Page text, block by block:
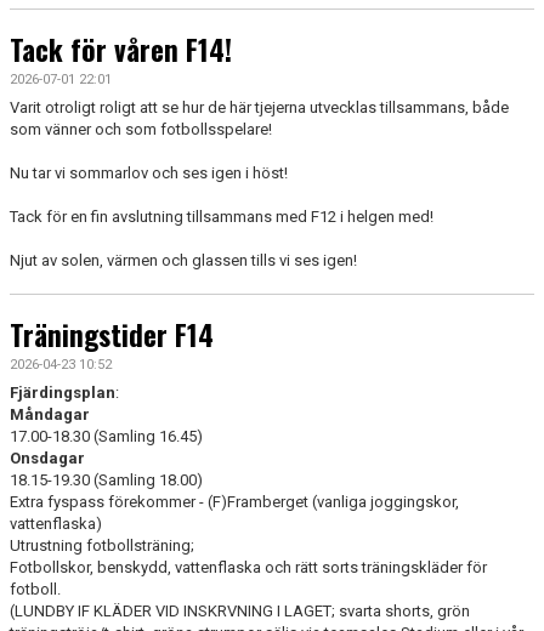
Tack för våren F14!
2026-07-01 22:01
Varit otroligt roligt att se hur de här tjejerna utvecklas tillsammans, både
som vänner och som fotbollsspelare!
Nu tar vi sommarlov och ses igen i höst!
Tack för en fin avslutning tillsammans med F12 i helgen med!
Njut av solen, värmen och glassen tills vi ses igen!
Träningstider F14
2026-04-23 10:52
Fjärdingsplan:
Måndagar
17.00-18.30 (Samling 16.45)
Onsdagar
18.15-19.30 (Samling 18.00)
Extra fyspass förekommer - (F)Framberget (vanliga joggingskor,
vattenflaska)
Utrustning fotbollsträning;
Fotbollskor, benskydd, vattenflaska och rätt sorts träningskläder för
fotboll.
(LUNDBY IF KLÄDER VID INSKRVNING I LAGET; svarta shorts, grön